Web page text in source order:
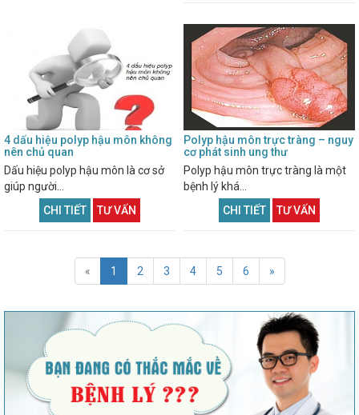
4 dấu hiệu polyp hậu môn không
nên chủ quan
Dấu hiệu polyp hậu môn là cơ sở
giúp người...
CHI TIẾT
TƯ VẤN
Polyp hậu môn trực tràng – nguy
cơ phát sinh ung thư
Polyp hậu môn trực tràng là một
bệnh lý khá...
CHI TIẾT
TƯ VẤN
« 1 2 3 4 5 6 »